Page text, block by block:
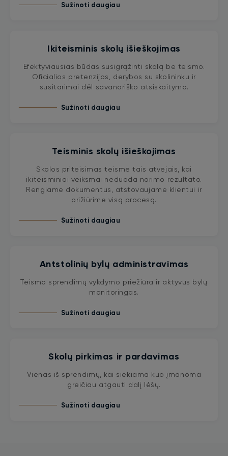
Sužinoti daugiau
Ikiteisminis skolų išieškojimas
Efektyviausias būdas susigrąžinti skolą be teismo.
Oficialios pretenzijos, derybos su skolininku ir
susitarimai dėl savanoriško atsiskaitymo.
Sužinoti daugiau
Teisminis skolų išieškojimas
Skolos priteisimas teisme tais atvejais, kai
ikiteisminiai veiksmai neduoda norimo rezultato.
Rengiame dokumentus, atstovaujame klientui ir
prižiūrime visą procesą.
Sužinoti daugiau
Antstolinių bylų administravimas
Teismo sprendimų vykdymo priežiūra ir aktyvus bylų
monitoringas.
Sužinoti daugiau
Skolų pirkimas ir pardavimas
Vienas iš sprendimų, kai siekiama kuo įmanoma
greičiau atgauti dalį lėšų.
Sužinoti daugiau